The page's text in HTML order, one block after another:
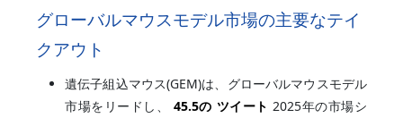
グローバルマウスモデル市場の主要なテイ
クアウト
遺伝子組込マウス(GEM)は、グローバルマウスモデル
市場をリードし、 45.5の ツイート 2025年の市場シ